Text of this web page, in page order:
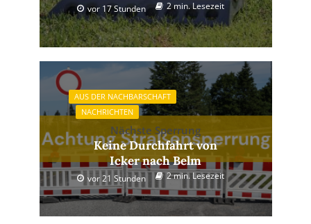
vor 17 Stunden 2 min. Lesezeit
AUS DER NACHBARSCHAFT
NACHRICHTEN
Nächste Sperrung
Keine Durchfahrt von
Icker nach Belm
vor 21 Stunden 2 min. Lesezeit